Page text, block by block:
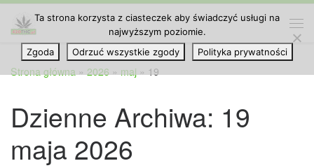
Przejdź do treści
Strona główna » 2026 » maj » 19
Dzienne Archiwa: 19
maja 2026
Ta strona korzysta z ciasteczek aby świadczyć usługi na
najwyższym poziomie.
Zgoda
Odrzuć wszystkie zgody Polityka prywatności